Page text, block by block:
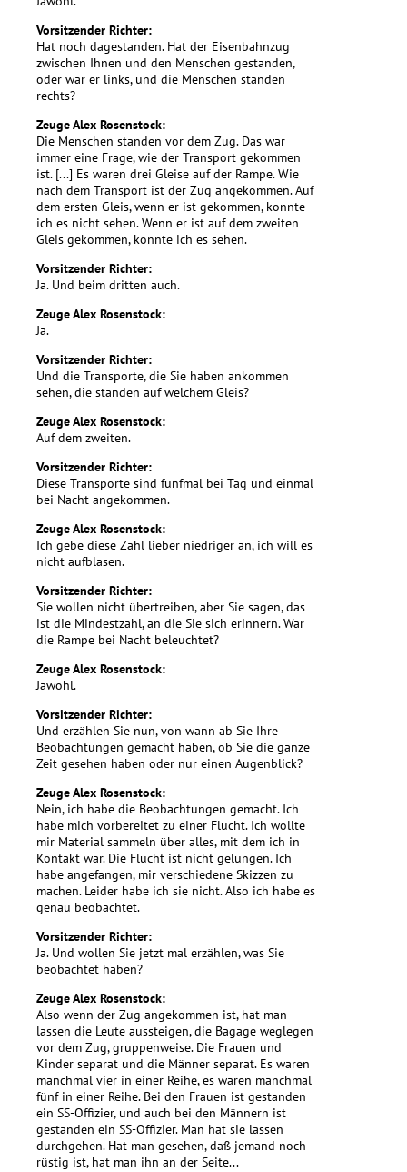
Vorsitzender Richter:
Hat noch dagestanden. Hat der Eisenbahnzug
zwischen Ihnen und den Menschen gestanden,
oder war er links, und die Menschen standen
rechts?
Zeuge Alex Rosenstock:
Die Menschen standen vor dem Zug. Das war
immer eine Frage, wie der Transport gekommen
ist. [...] Es waren drei Gleise auf der Rampe. Wie
nach dem Transport ist der Zug angekommen. Auf
dem ersten Gleis, wenn er ist gekommen, konnte
ich es nicht sehen. Wenn er ist auf dem zweiten
Gleis gekommen, konnte ich es sehen.
Vorsitzender Richter:
Ja. Und beim dritten auch.
Zeuge Alex Rosenstock:
Ja.
Vorsitzender Richter:
Und die Transporte, die Sie haben ankommen
sehen, die standen auf welchem Gleis?
Zeuge Alex Rosenstock:
Auf dem zweiten.
Vorsitzender Richter:
Diese Transporte sind fünfmal bei Tag und einmal
bei Nacht angekommen.
Zeuge Alex Rosenstock:
Ich gebe diese Zahl lieber niedriger an, ich will es
nicht aufblasen.
Vorsitzender Richter:
Sie wollen nicht übertreiben, aber Sie sagen, das
ist die Mindestzahl, an die Sie sich erinnern. War
die Rampe bei Nacht beleuchtet?
Zeuge Alex Rosenstock:
Jawohl.
Vorsitzender Richter:
Und erzählen Sie nun, von wann ab Sie Ihre
Beobachtungen gemacht haben, ob Sie die ganze
Zeit gesehen haben oder nur einen Augenblick?
Zeuge Alex Rosenstock:
Nein, ich habe die Beobachtungen gemacht. Ich
habe mich vorbereitet zu einer Flucht. Ich wollte
mir Material sammeln über alles, mit dem ich in
Kontakt war. Die Flucht ist nicht gelungen. Ich
habe angefangen, mir verschiedene Skizzen zu
machen. Leider habe ich sie nicht. Also ich habe es
genau beobachtet.
Vorsitzender Richter:
Ja. Und wollen Sie jetzt mal erzählen, was Sie
beobachtet haben?
Zeuge Alex Rosenstock:
Also wenn der Zug angekommen ist, hat man
lassen die Leute aussteigen, die Bagage weglegen
vor dem Zug, gruppenweise. Die Frauen und
Kinder separat und die Männer separat. Es waren
manchmal vier in einer Reihe, es waren manchmal
fünf in einer Reihe. Bei den Frauen ist gestanden
ein SS-Offizier, und auch bei den Männern ist
gestanden ein SS-Offizier. Man hat sie lassen
durchgehen. Hat man gesehen, daß jemand noch
rüstig ist, hat man ihn an der Seite...